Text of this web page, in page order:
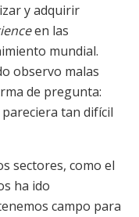
y adquirir
en las
mundial.
observo malas
de pregunta:
tan difícil
sectores, como el
ha ido
campo para